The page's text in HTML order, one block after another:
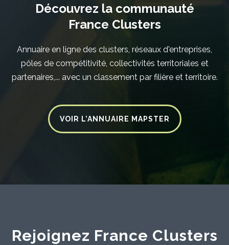
Découvrez la communauté
France Clusters
Annuaire en ligne des clusters, réseaux d'entreprises,
pôles de compétitivité, collectivités territoriales et
partenaires,... avec un classement par filière et territoire.
VOIR L’ANNUAIRE MAPSTER
Rejoignez France Clusters